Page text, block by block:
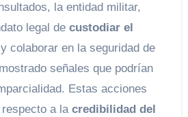
la entidad militar,
legal de custodiar el
y colaborar en la seguridad de
señales que podrían
Estas acciones
a la credibilidad del